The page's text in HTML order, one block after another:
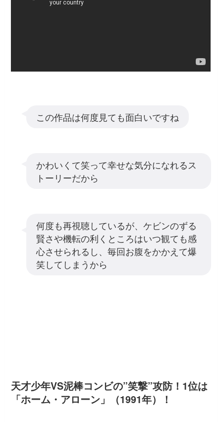
この作品は何度見ても面白いですね
かわいくて笑って幸せな気分になれるス
トーリーだから
何度も再視聴しているが、ケビンのずる
賢さや機転の利くところはいつ観ても感
心させられるし、毎回お腹をかかえて爆
笑してしまうから
天才少年VS泥棒コンビの”笑撃”攻防！1位は
「ホーム・アローン」（1991年）！